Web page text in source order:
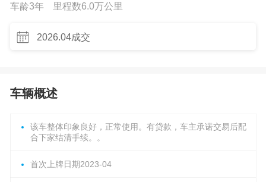
车龄3年 里程数6.0万公里
2026.04成交
车辆概述
该车整体印象良好，正常使用。有贷款，车主承诺交易后配
合下家结清手续。。
首次上牌日期2023-04